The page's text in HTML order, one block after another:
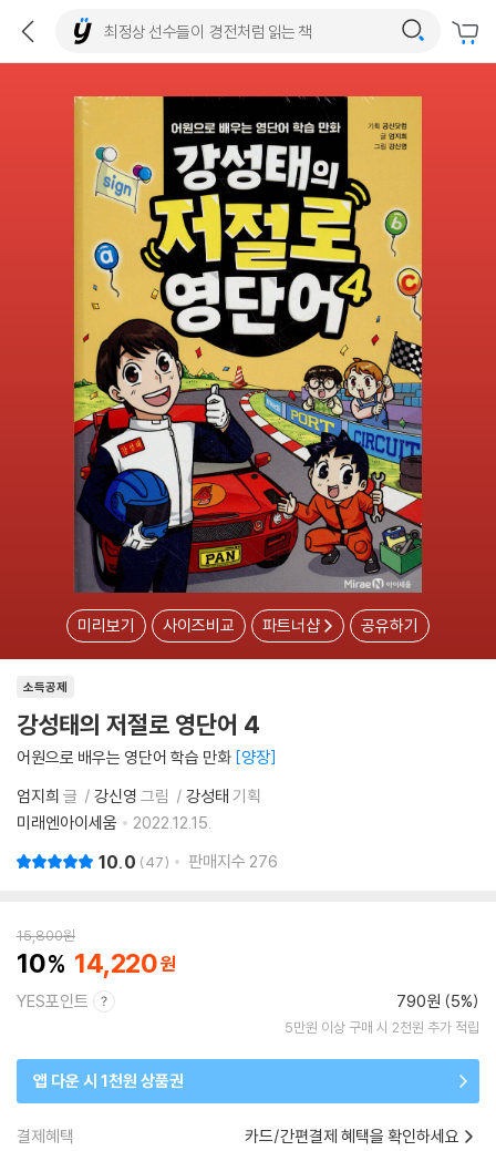
미리보기 사이즈비교 파트너샵 공유하기
소득공제
강성태의 저절로 영단어 4
어원으로 배우는 영단어 학습 만화 양장
엄지희 글 강신영 그림 강성태 기획
미래엔아이세움
2022.12.15.
10.0 47 판매지수 276
15,800원
10 14,220
YES포인트 790원 (5%)
5만원 이상 구매 시 2천원 추가 적립
앱 다운 시 1천원 상품권
결제혜택 카드/간편결제 혜택을 확인하세요